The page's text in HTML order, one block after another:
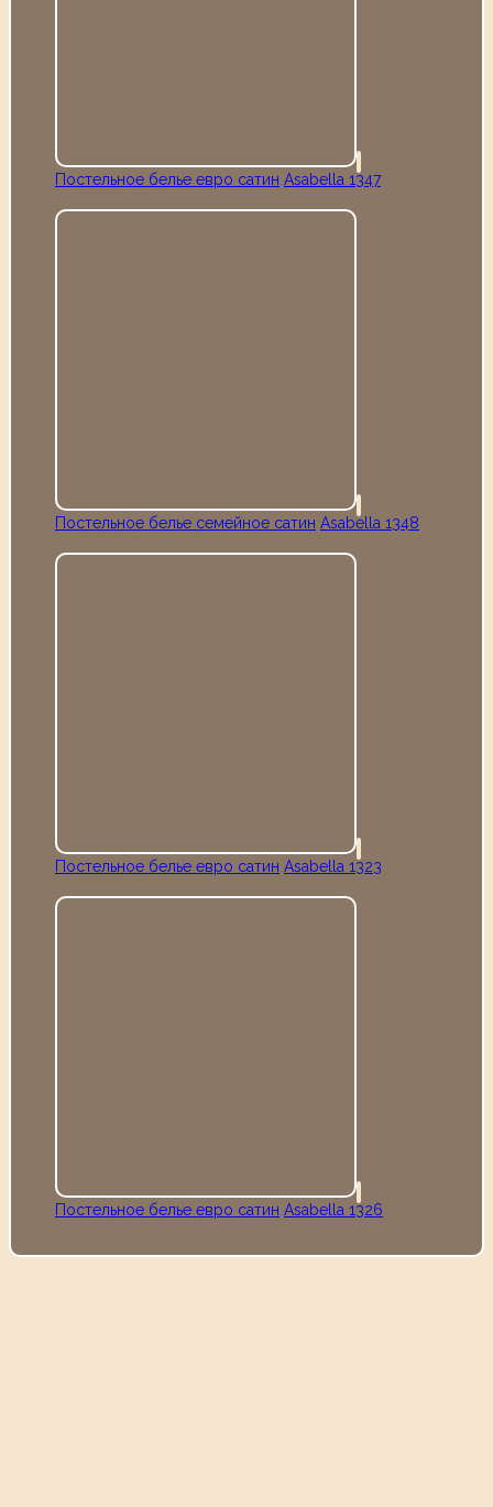
Постельное белье евро сатин Аsabella 1347
Постельное белье семейное сатин Аsabella 1348
Постельное белье евро сатин Аsabella 1323
Постельное белье евро сатин Аsabella 1326